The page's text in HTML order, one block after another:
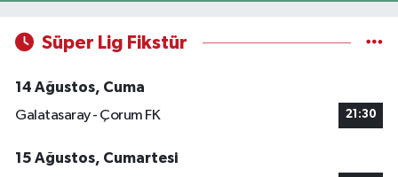
Süper Lig Fikstür
14 Ağustos, Cuma
Galatasaray - Çorum FK
21:30
15 Ağustos, Cumartesi